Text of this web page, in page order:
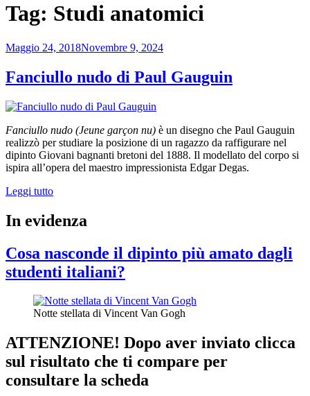
Tag: Studi anatomici
Pubblicato
Maggio 24, 2018Novembre 9, 2024
Fanciullo nudo di Paul Gauguin
Fanciullo nudo (Jeune garçon nu) è un disegno che Paul Gauguin
realizzò per studiare la posizione di un ragazzo da raffigurare nel
dipinto Giovani bagnanti bretoni del 1888. Il modellato del corpo si
ispira all’opera del maestro impressionista Edgar Degas.
Leggi tutto“Fanciullo
di
Paul
In evidenza
Cosa nasconde il dipinto più amato dagli
studenti italiani?
Notte stellata di Vincent Van Gogh
ATTENZIONE! Dopo aver inviato clicca
sul risultato che ti compare per
consultare la scheda